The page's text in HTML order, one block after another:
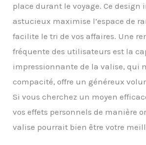
place durant le voyage. Ce design
astucieux maximise l’espace de
facilite le tri de vos affaires. Une
fréquente des utilisateurs est la
impressionnante de la valise, qui
compacité, offre un généreux
Si vous cherchez un moyen
vos effets personnels de manière
valise pourrait bien être votre